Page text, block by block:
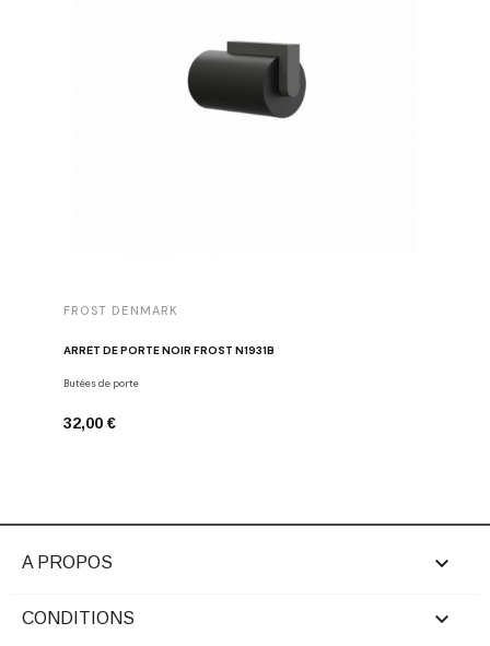
FROST DENMARK
ARRÊT DE PORTE NOIR FROST N1931B
Butées de porte
32,00 €
A PROPOS 
CONDITIONS 